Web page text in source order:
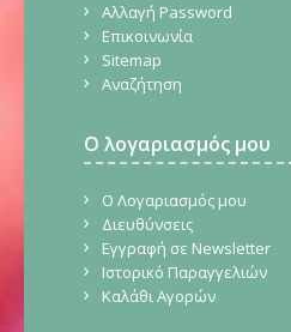
Αλλαγή Password
Επικοινωνία
Sitemap
Αναζήτηση
Ο λογαριασμός μου
Ο Λογαριασμός μου
Διευθύνσεις
Εγγραφή σε Newsletter
Ιστορικό Παραγγελιών
Καλάθι Αγορών